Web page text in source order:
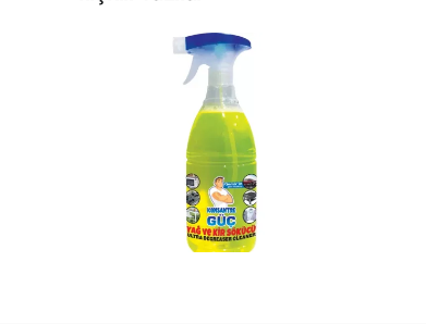
PRESTİJ
OTOMATİK HAVLU
DİSPENSERİ
BEYAZ